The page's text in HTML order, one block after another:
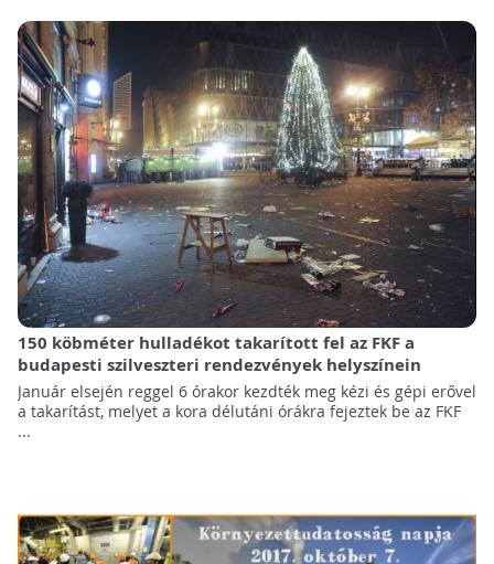
150 köbméter hulladékot takarított fel az FKF a
budapesti szilveszteri rendezvények helyszínein
Január elsején reggel 6 órakor kezdték meg kézi és gépi erővel
a takarítást, melyet a kora délutáni órákra fejeztek be az FKF
...